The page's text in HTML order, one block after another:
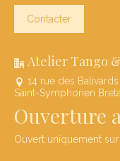
Contacter
Atelier Tango
14 rue des Balivards
Saint-Symphorien
Ouverture
Ouvert uniquement